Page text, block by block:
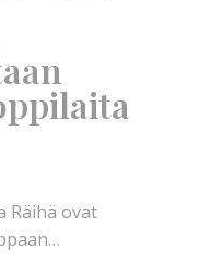
Räihä ovat